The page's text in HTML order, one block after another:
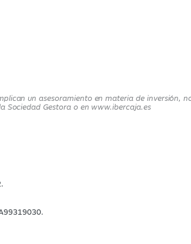
un asesoramiento en materia de
Sociedad Gestora o en www.ibercaja.es